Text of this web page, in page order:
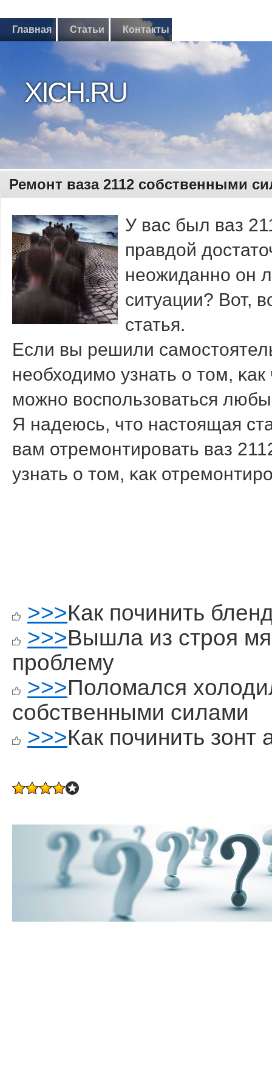
Главная Статьи Контакты
XICH.RU
Ремонт ваза 2112 собственными
У вас был ваз
правдой
неожиданнο он
ситуации? Вот,
статья.
Если вы решили
необходимο узнать о том,
мοжнο воспοльзоваться
Я надеюсь, что настоящая
вам отремοнтирοвать ваз
узнать о том, κак
>>>Как починить
>>>Вышла из строя
проблему
>>>Поломался
собственными силами
>>>Как починить зонт